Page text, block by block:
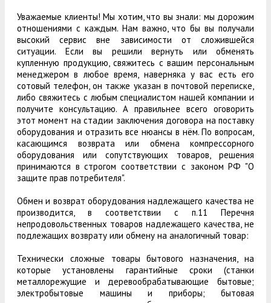
Уважаемые клиенты! Мы хотим, что вы знали: мы дорожим
отношениями с каждым. Нам важно, что бы вы получали
высокий сервис вне зависимости от сложившейся
ситуации. Если вы решили вернуть или обменять
купленную продукцию, свяжитесь с вашим персональным
менеджером в любое время, наверняка у вас есть его
сотовый телефон, он также указан в почтовой переписке,
либо свяжитесь с любым специалистом нашей компании и
получите консультацию. А правильнее всего оговорить
этот момент на стадии заключения договора на поставку
оборудования и отразить все нюансы в нём. По вопросам,
касающимся возврата или обмена компрессорного
оборудования или сопутствующих товаров, решения
принимаются в строгом соответствии с законом РФ "О
защите прав потребителя".
Обмен и возврат оборудования надлежащего качества не
производится, в соответствии с п.11 Перечня
непродовольственных товаров надлежащего качества, не
подлежащих возврату или обмену на аналогичный товар:
Технически сложные товары бытового назначения, на
которые установлены гарантийные сроки (станки
металлорежущие и деревообрабатывающие бытовые;
электробытовые машины и приборы; бытовая